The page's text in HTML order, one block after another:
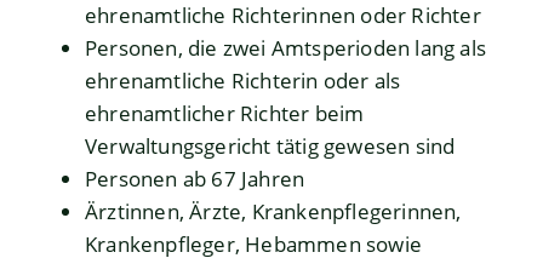
ehrenamtliche Richterinnen oder Richter
Personen, die zwei Amtsperioden lang als
ehrenamtliche Richterin oder als
ehrenamtlicher Richter beim
Verwaltungsgericht tätig gewesen sind
Personen ab 67 Jahren
Ärztinnen, Ärzte, Krankenpflegerinnen,
Krankenpfleger, Hebammen sowie